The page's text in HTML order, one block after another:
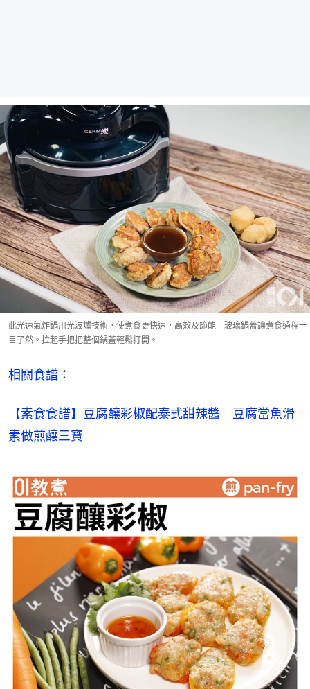
此光速氣炸鍋用光波爐技術，使煮食更快速，高效及節能。玻璃鍋蓋讓煮食過程一
目了然。拉起手把把整個鍋蓋輕鬆打開。
相關食譜 ：
【素食食譜】豆腐釀彩椒配泰式甜辣醬　豆腐當魚滑
素做煎釀三寶